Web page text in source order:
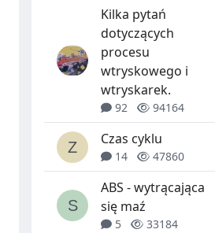
Kilka pytań
dotyczących
procesu
wtryskowego i
wtryskarek.
92 94164
Czas cyklu
14 47860
ABS - wytrącająca
się maź
5 33184